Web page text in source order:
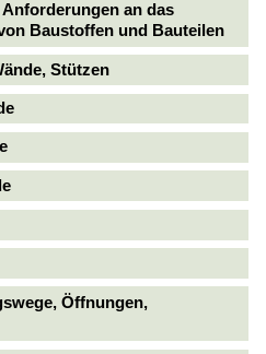
an das
Baustoffen und Bauteilen
Stützen
Öffnungen,